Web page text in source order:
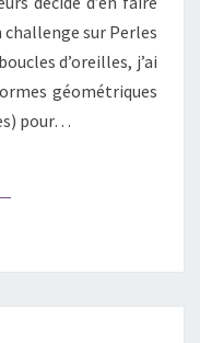
sur Perles
d’oreilles, j’ai
géométriques
pour…
LA SUITE